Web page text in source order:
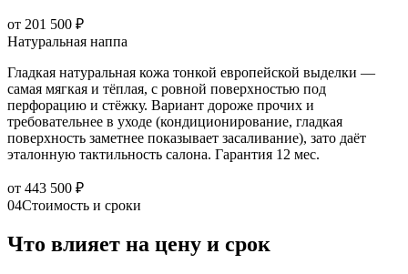
от 201 500 ₽
Натуральная наппа
Гладкая натуральная кожа тонкой европейской выделки —
самая мягкая и тёплая, с ровной поверхностью под
перфорацию и стёжку. Вариант дороже прочих и
требовательнее в уходе (кондиционирование, гладкая
поверхность заметнее показывает засаливание), зато даёт
эталонную тактильность салона. Гарантия 12 мес.
от 443 500 ₽
04Стоимость и сроки
Что влияет на цену и срок